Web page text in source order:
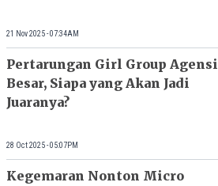
21 Nov 2025 - 07:34AM
Pertarungan Girl Group Agensi
Besar, Siapa yang Akan Jadi
Juaranya?
28 Oct 2025 - 05:07PM
Kegemaran Nonton Micro